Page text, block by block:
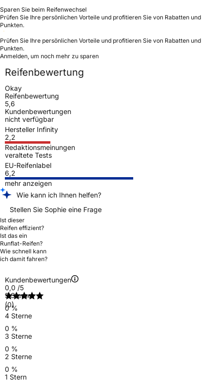
Sparen Sie beim Reifenwechsel
Prüfen Sie Ihre persönlichen Vorteile und profitieren Sie von Rabatten und
Punkten.
Prüfen Sie Ihre persönlichen Vorteile und profitieren Sie von Rabatten und
Punkten.
Anmelden, um noch mehr zu sparen
Reifenbewertung
Okay
Reifenbewertung
5,6
Kundenbewertungen
nicht verfügbar
Hersteller Infinity
2,2
Redaktionsmeinungen
veraltete Tests
EU-Reifenlabel
6,2
mehr anzeigen
Wie kann ich Ihnen helfen?
Stellen Sie Sophie eine Frage
Ist dieser
Reifen effizient?
Ist das ein
Runflat-Reifen?
Wie schnell kann
ich damit fahren?
Kundenbewertungen
0,0 /5
(0)
5 Sterne
0 %
4 Sterne
0 %
3 Sterne
0 %
2 Sterne
0 %
1 Stern